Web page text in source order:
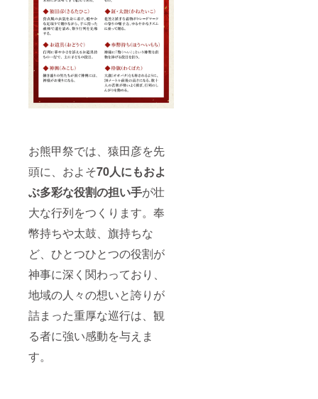
お熊甲祭では、猿田彦を先
頭に、およそ70人にもおよ
ぶ多彩な役割の担い手が壮
大な行列をつくります。奉
幣持ちや太鼓、旗持ちな
ど、ひとつひとつの役割が
神事に深く関わっており、
地域の人々の想いと誇りが
詰まった重厚な巡行は、観
る者に強い感動を与えま
す。